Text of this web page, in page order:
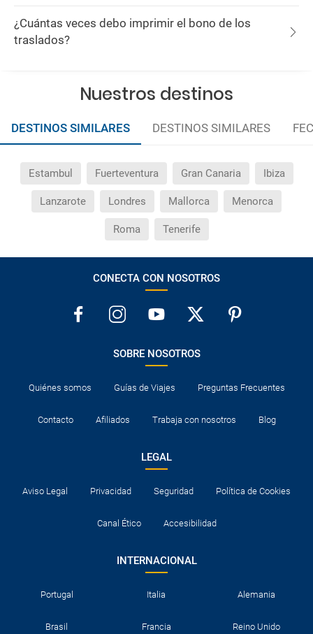
¿Cuántas veces debo imprimir el bono de los
traslados?
Nuestros destinos
DESTINOS SIMILARES DESTINOS SIMILARES
Estambul Fuerteventura Gran Canaria Ibiza
Lanzarote Londres Mallorca Menorca
Roma Tenerife
CONECTA CON NOSOTROS
SOBRE NOSOTROS
Quiénes somos Guías de Viajes Preguntas Frecuentes
Contacto Afiliados Trabaja con nosotros Blog
LEGAL
Aviso Legal Privacidad Seguridad Política de Cookies
Canal Ético Accesibilidad
INTERNACIONAL
Portugal Italia Alemania
Brasil Francia Reino Unido